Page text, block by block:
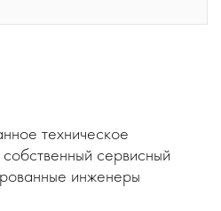
техническое
сервисный
инженеры